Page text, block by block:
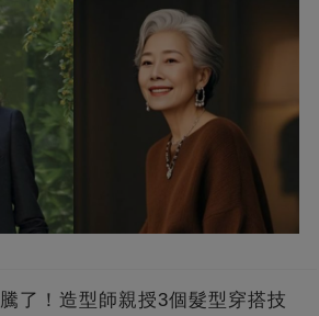
了！造型師親授3個髮型穿搭技